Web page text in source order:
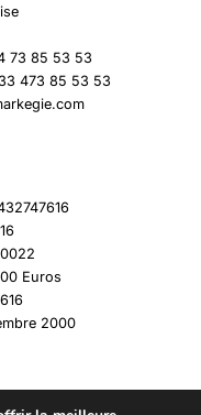
73 85 53 53
473 85 53 53
Euros
2000